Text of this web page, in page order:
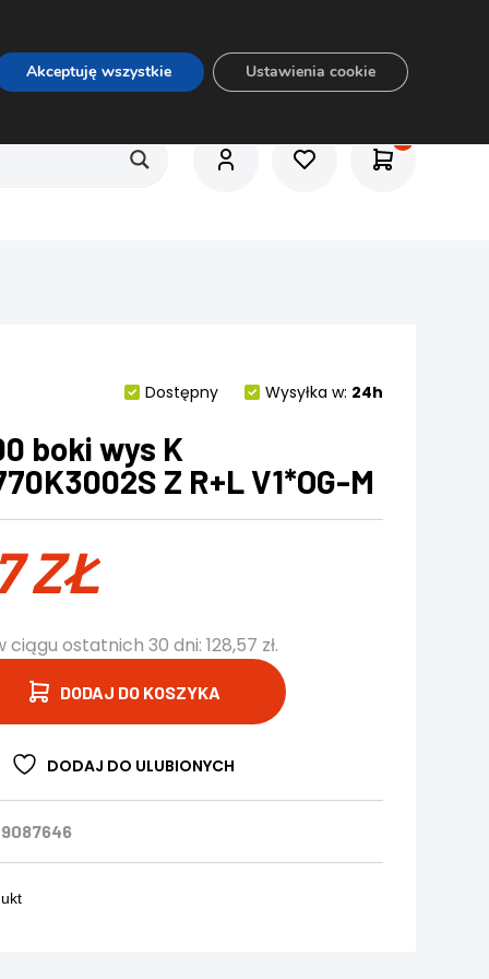
Dostępny Wysyłka w: 24h
boki wys K
Z R+L V1*OG-M
ZŁ
ciągu ostatnich 30 dni: 128,57 zł.
DODAJ DO KOSZYKA
DODAJ DO ULUBIONYCH
Akceptuję wszystkie Ustawienia cookie